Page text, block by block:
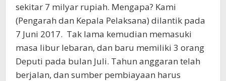
sekitar 7 milyar rupiah. Mengapa? Kami
(Pengarah dan Kepala Pelaksana) dilantik pada
7 Juni 2017. Tak lama kemudian memasuki
masa libur lebaran, dan baru memiliki 3 orang
Deputi pada bulan Juli. Tahun anggaran telah
berjalan, dan sumber pembiayaan harus